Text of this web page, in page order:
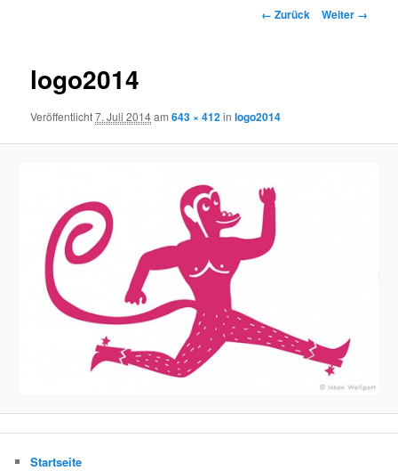
Bilder-
← Zurück Weiter →
logo2014
Veröffentlicht7. Juli 2014am643 × 412inlogo2014
Startseite